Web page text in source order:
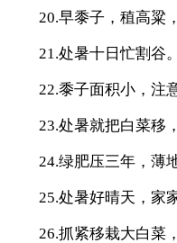
20.早黍子，稙高粱
21.处暑十日忙割谷。
22.黍子面积小，注
23.处暑就把白菜移
24.绿肥压三年，薄
25.处暑好晴天，家
26.抓紧移栽大白菜